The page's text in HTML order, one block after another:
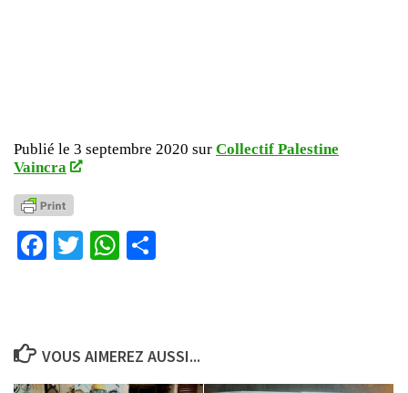
Publié le 3 septembre 2020 sur Collectif Palestine
Vaincra
Facebook
TwitterWhatsApp
VOUS AIMEREZ AUSSI...